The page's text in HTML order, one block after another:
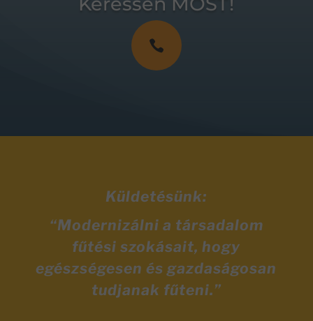

Küldetésünk:
“Modernizálni a társadalom
fűtési szokásait, hogy
egészségesen és gazdaságosan
tudjanak fűteni.”